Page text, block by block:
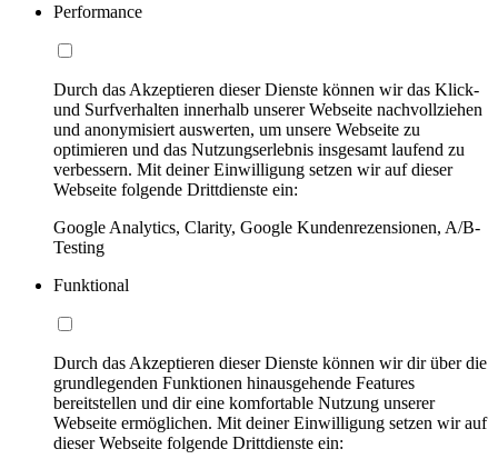
Performance
Durch das Akzeptieren dieser Dienste können wir das Klick-
und Surfverhalten innerhalb unserer Webseite nachvollziehen
und anonymisiert auswerten, um unsere Webseite zu
optimieren und das Nutzungserlebnis insgesamt laufend zu
verbessern. Mit deiner Einwilligung setzen wir auf dieser
Webseite folgende Drittdienste ein:
Google Analytics, Clarity, Google Kundenrezensionen, A/B-
Testing
Funktional
Durch das Akzeptieren dieser Dienste können wir dir über die
grundlegenden Funktionen hinausgehende Features
bereitstellen und dir eine komfortable Nutzung unserer
Webseite ermöglichen. Mit deiner Einwilligung setzen wir auf
dieser Webseite folgende Drittdienste ein: